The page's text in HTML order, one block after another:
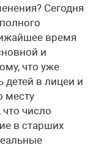
Сегодня
время
и
что уже
детей в лицеи и
месту
что число
в старших